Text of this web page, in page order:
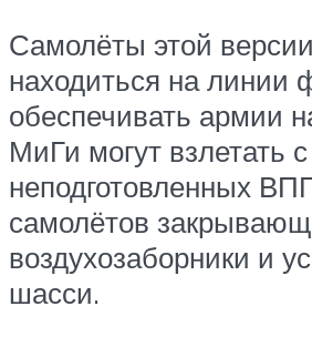
Самолёты этой
находиться на линии
обеспечивать армии
МиГи могут взлетать с
неподготовленных
самолётов
воздухозаборники и
шасси.